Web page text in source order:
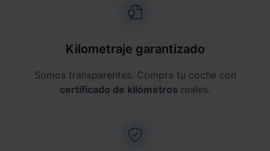
Kilometraje garantizado
Somos transparentes. Compra tu coche con
certificado de kilómetros reales.